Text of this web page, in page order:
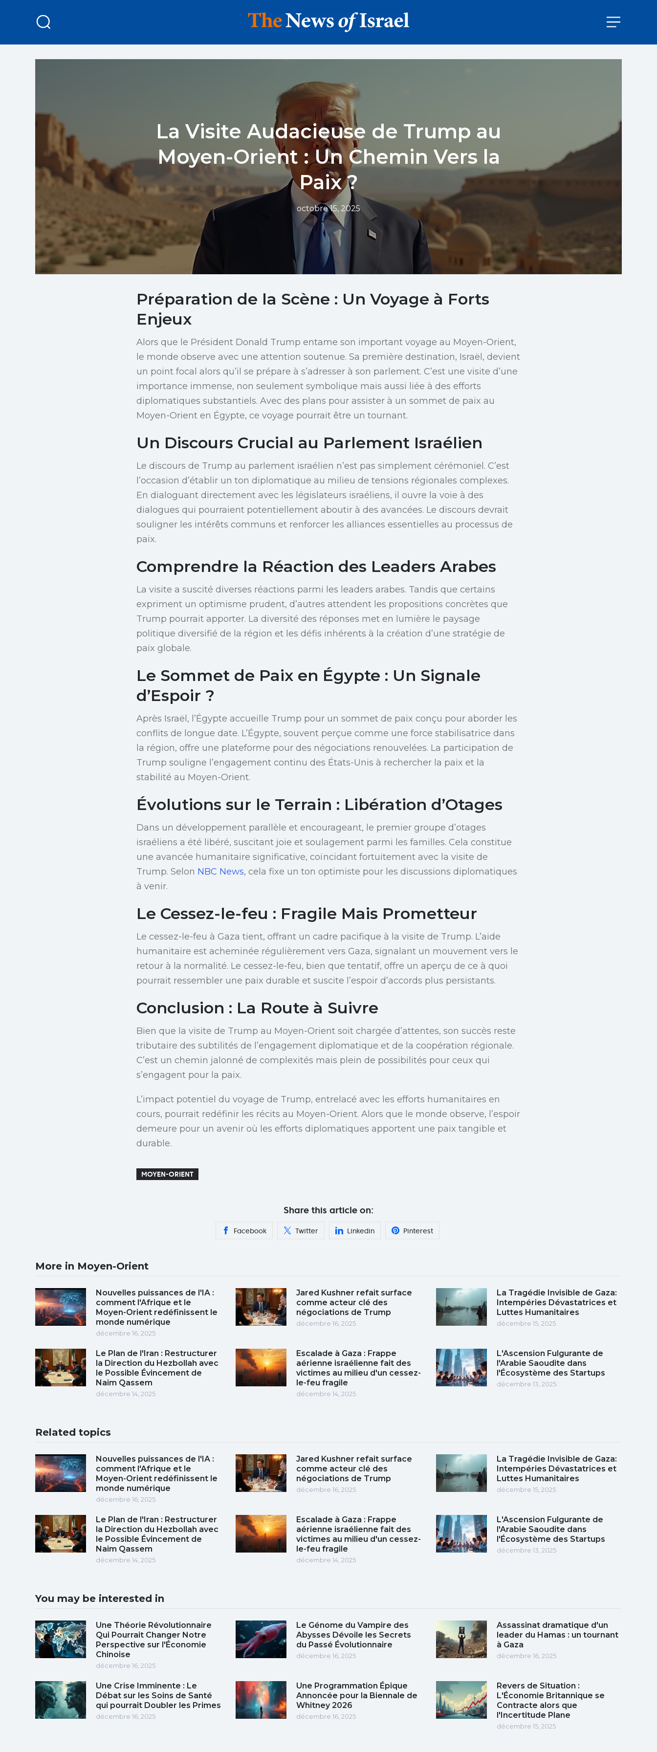
La Visite Audacieuse de Trump au
Moyen-Orient : Un Chemin Vers la
Paix ?
octobre 15, 2025
Préparation de la Scène : Un Voyage à Forts
Enjeux
Alors que le Président Donald Trump entame son important voyage au Moyen-Orient,
le monde observe avec une attention soutenue. Sa première destination, Israël, devient
un point focal alors qu’il se prépare à s’adresser à son parlement. C’est une visite d’une
importance immense, non seulement symbolique mais aussi liée à des efforts
diplomatiques substantiels. Avec des plans pour assister à un sommet de paix au
Moyen-Orient en Égypte, ce voyage pourrait être un tournant.
Un Discours Crucial au Parlement Israélien
Le discours de Trump au parlement israélien n’est pas simplement cérémoniel. C’est
l’occasion d’établir un ton diplomatique au milieu de tensions régionales complexes.
En dialoguant directement avec les législateurs israéliens, il ouvre la voie à des
dialogues qui pourraient potentiellement aboutir à des avancées. Le discours devrait
souligner les intérêts communs et renforcer les alliances essentielles au processus de
paix.
Comprendre la Réaction des Leaders Arabes
La visite a suscité diverses réactions parmi les leaders arabes. Tandis que certains
expriment un optimisme prudent, d’autres attendent les propositions concrètes que
Trump pourrait apporter. La diversité des réponses met en lumière le paysage
politique diversifié de la région et les défis inhérents à la création d’une stratégie de
paix globale.
Le Sommet de Paix en Égypte : Un Signale
d’Espoir ?
Après Israël, l’Égypte accueille Trump pour un sommet de paix conçu pour aborder les
conflits de longue date. L’Égypte, souvent perçue comme une force stabilisatrice dans
la région, offre une plateforme pour des négociations renouvelées. La participation de
Trump souligne l’engagement continu des États-Unis à rechercher la paix et la
stabilité au Moyen-Orient.
Évolutions sur le Terrain : Libération d’Otages
Dans un développement parallèle et encourageant, le premier groupe d’otages
israéliens a été libéré, suscitant joie et soulagement parmi les familles. Cela constitue
une avancée humanitaire significative, coïncidant fortuitement avec la visite de
Trump. Selon NBC News, cela fixe un ton optimiste pour les discussions diplomatiques
à venir.
Le Cessez-le-feu : Fragile Mais Prometteur
Le cessez-le-feu à Gaza tient, offrant un cadre pacifique à la visite de Trump. L’aide
humanitaire est acheminée régulièrement vers Gaza, signalant un mouvement vers le
retour à la normalité. Le cessez-le-feu, bien que tentatif, offre un aperçu de ce à quoi
pourrait ressembler une paix durable et suscite l’espoir d’accords plus persistants.
Conclusion : La Route à Suivre
Bien que la visite de Trump au Moyen-Orient soit chargée d’attentes, son succès reste
tributaire des subtilités de l’engagement diplomatique et de la coopération régionale.
C’est un chemin jalonné de complexités mais plein de possibilités pour ceux qui
s’engagent pour la paix.
L’impact potentiel du voyage de Trump, entrelacé avec les efforts humanitaires en
cours, pourrait redéfinir les récits au Moyen-Orient. Alors que le monde observe, l’espoir
demeure pour un avenir où les efforts diplomatiques apportent une paix tangible et
durable.
MOYEN-ORIENT
Share this article on:
Facebook Twitter Linkedin Pinterest
More in Moyen-Orient
Nouvelles puissances de l'IA :
comment l'Afrique et le
Moyen-Orient redéfinissent le
monde numérique
décembre 16, 2025
Jared Kushner refait surface
comme acteur clé des
négociations de Trump
décembre 16, 2025
La Tragédie Invisible de Gaza:
Intempéries Dévastatrices et
Luttes Humanitaires
décembre 15, 2025
Le Plan de l'Iran : Restructurer
la Direction du Hezbollah avec
le Possible Évincement de
Naim Qassem
décembre 14, 2025
Escalade à Gaza : Frappe
aérienne israélienne fait des
victimes au milieu d'un cessez-
le-feu fragile
décembre 14, 2025
L'Ascension Fulgurante de
l'Arabie Saoudite dans
l'Écosystème des Startups
décembre 13, 2025
Related topics
Nouvelles puissances de l'IA :
comment l'Afrique et le
Moyen-Orient redéfinissent le
monde numérique
décembre 16, 2025
Jared Kushner refait surface
comme acteur clé des
négociations de Trump
décembre 16, 2025
La Tragédie Invisible de Gaza:
Intempéries Dévastatrices et
Luttes Humanitaires
décembre 15, 2025
Le Plan de l'Iran : Restructurer
la Direction du Hezbollah avec
le Possible Évincement de
Naim Qassem
décembre 14, 2025
Escalade à Gaza : Frappe
aérienne israélienne fait des
victimes au milieu d'un cessez-
le-feu fragile
décembre 14, 2025
L'Ascension Fulgurante de
l'Arabie Saoudite dans
l'Écosystème des Startups
décembre 13, 2025
You may be interested in
Une Théorie Révolutionnaire
Qui Pourrait Changer Notre
Perspective sur l'Économie
Chinoise
décembre 16, 2025
Le Génome du Vampire des
Abysses Dévoile les Secrets
du Passé Évolutionnaire
décembre 16, 2025
Assassinat dramatique d'un
leader du Hamas : un tournant
à Gaza
décembre 16, 2025
Une Crise Imminente : Le
Débat sur les Soins de Santé
qui pourrait Doubler les Primes
décembre 16, 2025
Une Programmation Épique
Annoncée pour la Biennale de
Whitney 2026
décembre 16, 2025
Revers de Situation :
L'Économie Britannique se
Contracte alors que
l'Incertitude Plane
décembre 15, 2025